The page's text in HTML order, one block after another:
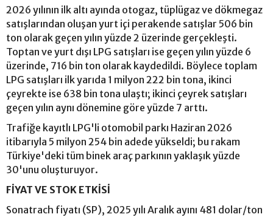
2026 yılının ilk altı ayında otogaz, tüplügaz ve dökmegaz
satışlarından oluşan yurt içi perakende satışlar 506 bin
ton olarak geçen yılın yüzde 2 üzerinde gerçekleşti.
Toptan ve yurt dışı LPG satışları ise geçen yılın yüzde 6
üzerinde, 716 bin ton olarak kaydedildi. Böylece toplam
LPG satışları ilk yarıda 1 milyon 222 bin tona, ikinci
çeyrekte ise 638 bin tona ulaştı; ikinci çeyrek satışları
geçen yılın aynı dönemine göre yüzde 7 arttı.
Trafiğe kayıtlı LPG'li otomobil parkı Haziran 2026
itibarıyla 5 milyon 254 bin adede yükseldi; bu rakam
Türkiye'deki tüm binek araç parkının yaklaşık yüzde
30'unu oluşturuyor.
FİYAT VE STOK ETKİSİ
Sonatrach fiyatı (SP), 2025 yılı Aralık ayını 481 dolar/ton